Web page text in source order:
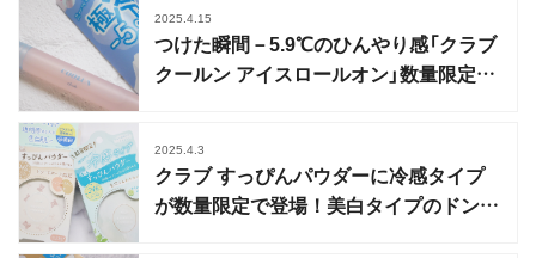
2025.4.15
つけた瞬間－5.9℃のひんやり感「クラブ
クールン アイスロールオン」数量限定で
2025.4.3
クラブ すっぴんパウダーに冷感タイプ
が数量限定で登場！美白タイプのドンキ